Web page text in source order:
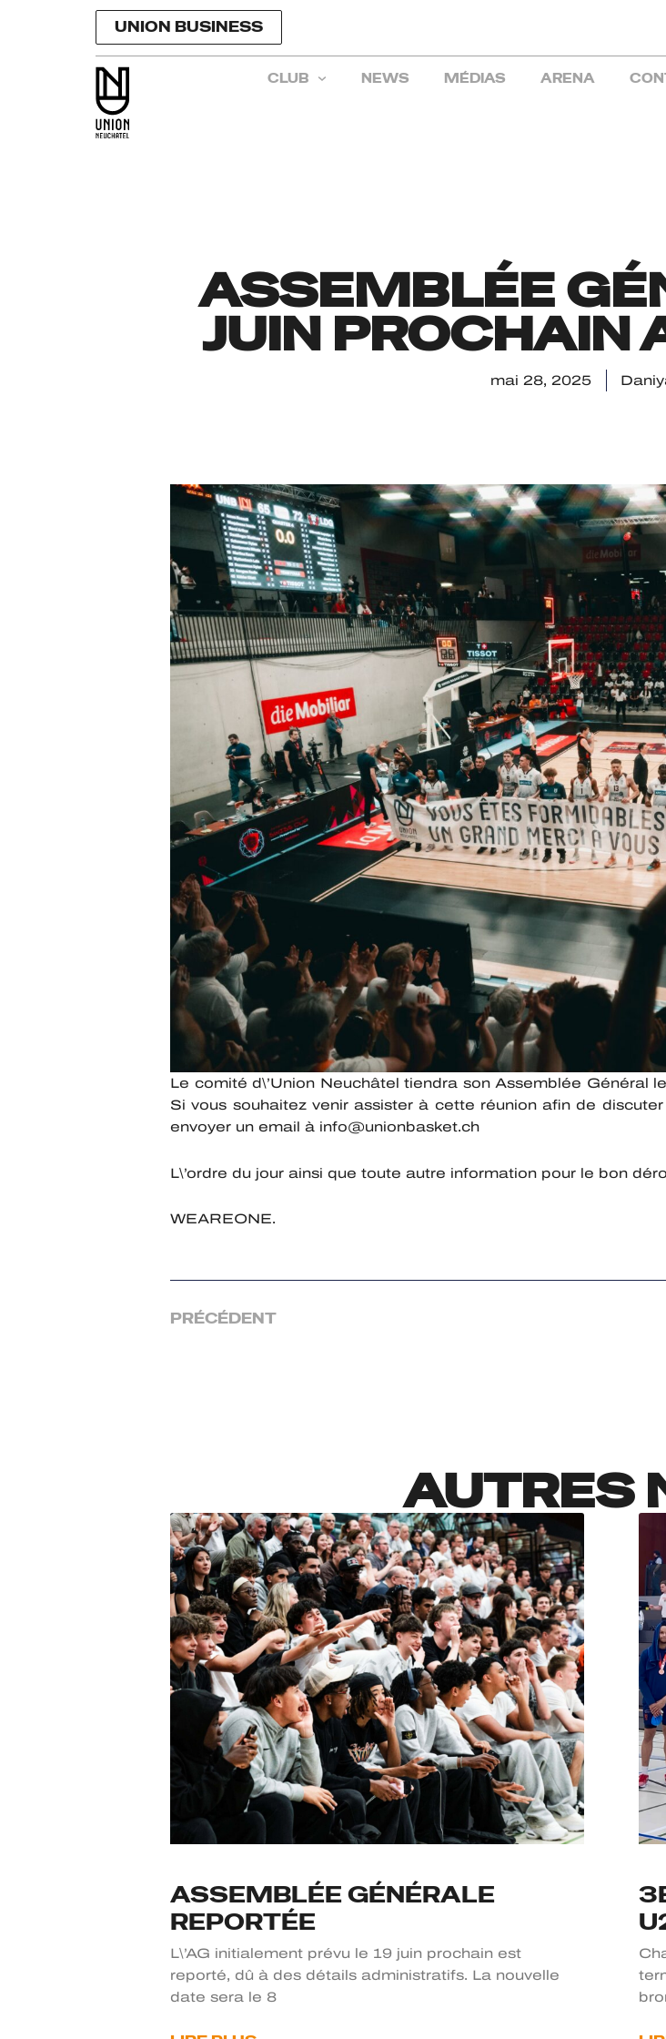
UNION BUSINESS
CLUB NEWS MÉDIAS ARENA
ASSEMBLÉE
JUIN PROCHAIN
mai 28, 2025
Le comité d\’Union Neuchâtel tiendra son Assemblée Général
Si vous souhaitez venir assister à cette réunion afin de
envoyer un email à info@unionbasket.ch
L\’ordre du jour ainsi que toute autre information pour le bon
WEAREONE.
PRÉCÉDENT
AUTRES
ASSEMBLÉE GÉNÉRALE
REPORTÉE
L\’AG initialement prévu le 19 juin prochain est
reporté, dû à des détails administratifs. La nouvelle
date sera le 8